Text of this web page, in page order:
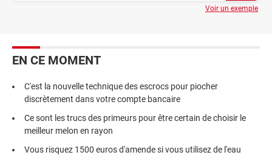
Voir un exemple
EN CE MOMENT
C'est la nouvelle technique des escrocs pour piocher
discrètement dans votre compte bancaire
Ce sont les trucs des primeurs pour être certain de choisir le
meilleur melon en rayon
Vous risquez 1500 euros d'amende si vous utilisez de l'eau